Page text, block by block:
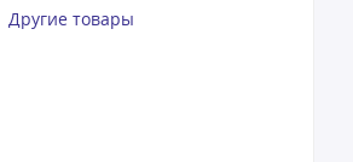
Другие товары